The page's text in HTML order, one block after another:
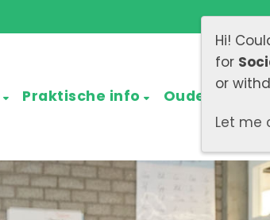
Praktische info Ouders
Hi!
for
or
Let me